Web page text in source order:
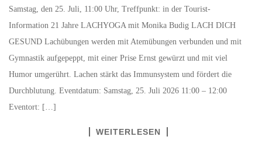
Samstag, den 25. Juli, 11:00 Uhr, Treffpunkt: in der Tourist-
Information 21 Jahre LACHYOGA mit Monika Budig LACH DICH
GESUND Lachübungen werden mit Atemübungen verbunden und mit
Gymnastik aufgepeppt, mit einer Prise Ernst gewürzt und mit viel
Humor umgerührt. Lachen stärkt das Immunsystem und fördert die
Durchblutung. Eventdatum: Samstag, 25. Juli 2026 11:00 – 12:00
Eventort: […]
WEITERLESEN